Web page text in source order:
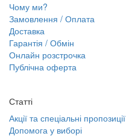
Чому ми?
Замовлення / Оплата
Доставка
Гарантія / Обмін
Онлайн розстрочка
Публічна оферта
Статті
Акції та спеціальні пропозиції
Допомога у виборі